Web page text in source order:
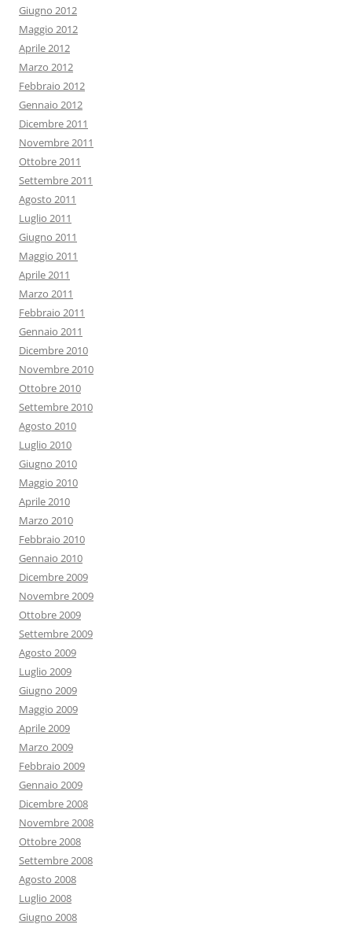
Giugno 2012
Maggio 2012
Aprile 2012
Marzo 2012
Febbraio 2012
Gennaio 2012
Dicembre 2011
Novembre 2011
Ottobre 2011
Settembre 2011
Agosto 2011
Luglio 2011
Giugno 2011
Maggio 2011
Aprile 2011
Marzo 2011
Febbraio 2011
Gennaio 2011
Dicembre 2010
Novembre 2010
Ottobre 2010
Settembre 2010
Agosto 2010
Luglio 2010
Giugno 2010
Maggio 2010
Aprile 2010
Marzo 2010
Febbraio 2010
Gennaio 2010
Dicembre 2009
Novembre 2009
Ottobre 2009
Settembre 2009
Agosto 2009
Luglio 2009
Giugno 2009
Maggio 2009
Aprile 2009
Marzo 2009
Febbraio 2009
Gennaio 2009
Dicembre 2008
Novembre 2008
Ottobre 2008
Settembre 2008
Agosto 2008
Luglio 2008
Giugno 2008